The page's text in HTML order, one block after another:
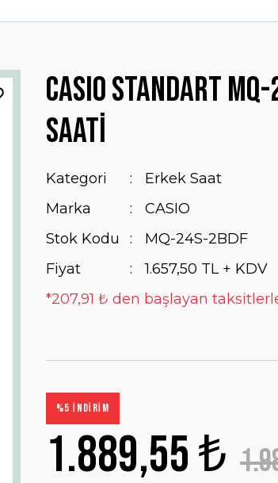
CASIO STANDART
Saati
Kategori
Erkek Saat
Marka
CASIO
Stok Kodu
MQ-24S-2BDF
Fiyat
1.657,50 TL + KDV
*207,91 ₺ den başlayan
%5 İNDİRİM
1.889,55 ₺